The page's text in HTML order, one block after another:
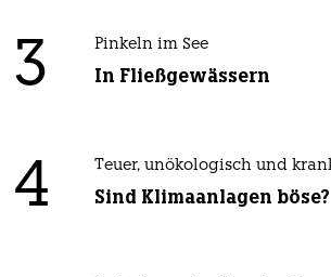
3 Pinkeln im See
In Fließgewässern
4 Teuer, unökologisch und
Sind Klimaanlagen böse?